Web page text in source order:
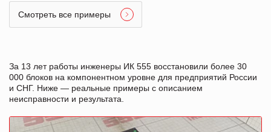
Смотреть все примеры
За 13 лет работы инженеры ИК 555 восстановили более 30
000 блоков на компонентном уровне для предприятий России
и СНГ. Ниже — реальные примеры с описанием
неисправности и результата.